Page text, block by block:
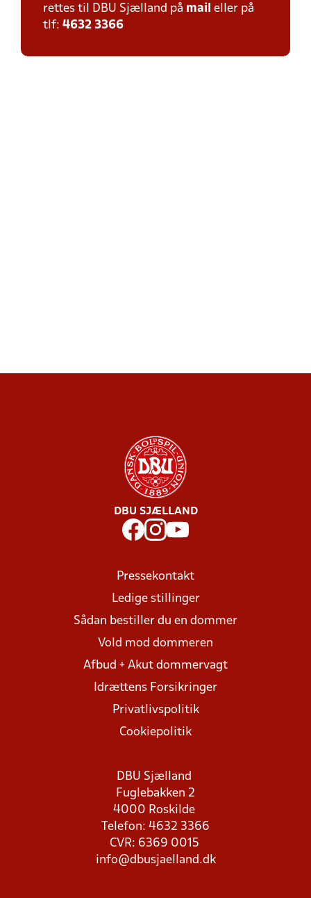
rettes til DBU Sjælland på mail eller på
tlf: 4632 3366
DBU SJÆLLAND
Pressekontakt
Ledige stillinger
Sådan bestiller du en dommer
Vold mod dommeren
Afbud + Akut dommervagt
Idrættens Forsikringer
Privatlivspolitik
Cookiepolitik
DBU Sjælland
Fuglebakken 2
4000 Roskilde
Telefon: 4632 3366
CVR: 6369 0015
info@dbusjaelland.dk